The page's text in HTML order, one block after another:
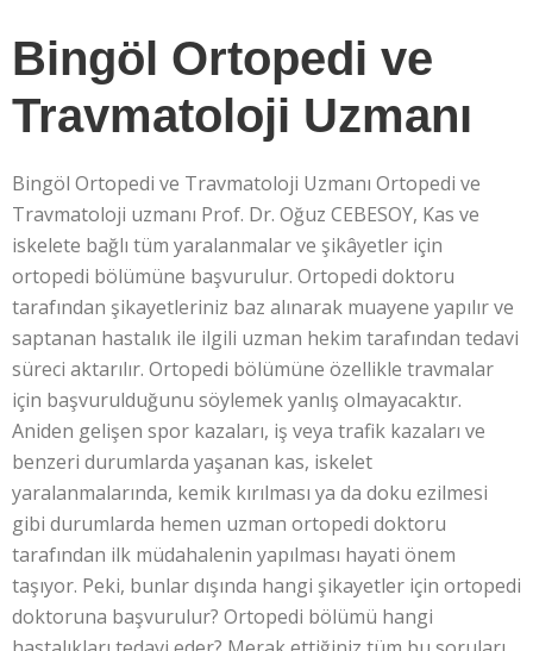
Bingöl Ortopedi ve
Travmatoloji Uzmanı
Bingöl Ortopedi ve Travmatoloji Uzmanı Ortopedi ve
Travmatoloji uzmanı Prof. Dr. Oğuz CEBESOY, Kas ve
iskelete bağlı tüm yaralanmalar ve şikâyetler için
ortopedi bölümüne başvurulur. Ortopedi doktoru
tarafından şikayetleriniz baz alınarak muayene yapılır ve
saptanan hastalık ile ilgili uzman hekim tarafından tedavi
süreci aktarılır. Ortopedi bölümüne özellikle travmalar
için başvurulduğunu söylemek yanlış olmayacaktır.
Aniden gelişen spor kazaları, iş veya trafik kazaları ve
benzeri durumlarda yaşanan kas, iskelet
yaralanmalarında, kemik kırılması ya da doku ezilmesi
gibi durumlarda hemen uzman ortopedi doktoru
tarafından ilk müdahalenin yapılması hayati önem
taşıyor. Peki, bunlar dışında hangi şikayetler için ortopedi
doktoruna başvurulur? Ortopedi bölümü hangi